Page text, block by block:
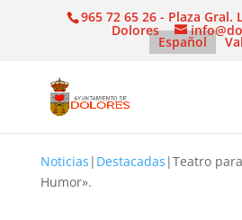
965 72 65 26 - Plaza Gral.
Dolores
Español
Noticias | Destacadas |Teatro
Humor».